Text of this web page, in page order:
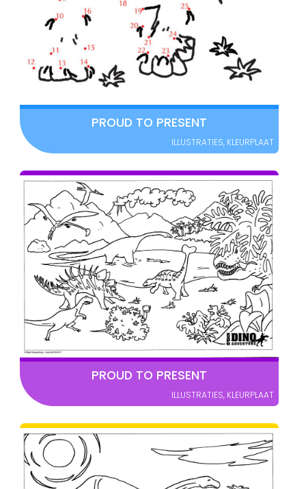
PROUD TO PRESENT
ILLUSTRATIES, KLEURPLAAT
PROUD TO PRESENT
ILLUSTRATIES, KLEURPLAAT